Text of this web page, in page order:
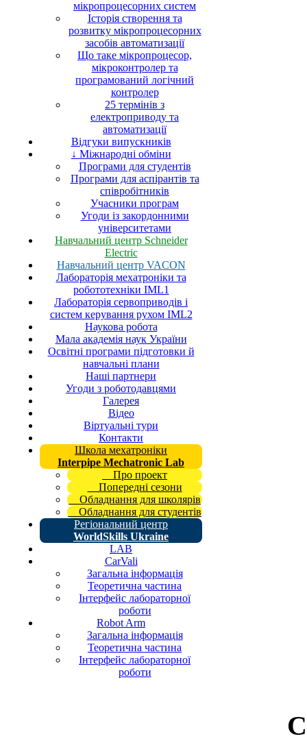
мікропроцесорних систем
Історія створення та
розвитку мікропроцесорних
засобів автоматизації
Що таке мікропроцесор,
мікроконтролер та
програмований логічний
контролер
25 термінів з
електроприводу та
автоматизації
Відгуки випускників
↓ Міжнародні обміни
Програми для студентів
Програми для аспірантів та
співробітників
Учасники програм
Угоди із закордонними
університетами
Навчальний центр Schneider
Electric
Навчальний центр VACON
Лабораторія мехатроніки та
робототехніки IML1
Лабораторія сервоприводів і
систем керування рухом IML2
Наукова робота
Мала академія наук України
Освітні програми підготовки й
навчальні плани
Наші партнери
Угоди з роботодавцями
Галерея
Відео
Віртуальні тури
Контакти
Школа мехатроніки
Interpipe Mechatronic Lab
Про проект
Попередні сезони
Обладнання для школярів
Обладнання для студентів
Регіональний центр
WorldSkills Ukraine
LAB
CarVali
Загальна інформація
Теоретична частина
Інтерфейс лабораторної
роботи
Robot Arm
Загальна інформація
Теоретична частина
Інтерфейс лабораторної
роботи